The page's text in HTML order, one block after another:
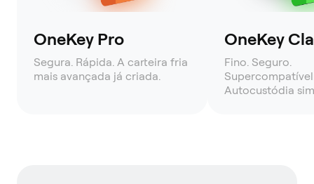
OneKey Pro
Segura. Rápida. A carteira fria
mais avançada já criada.
OneKey
Fino. Seguro.
Autocustódia